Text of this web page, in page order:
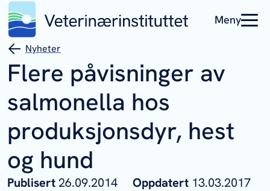
Meny
Nyheter
Flere påvisninger av
salmonella hos
produksjonsdyr, hest
og hund
Publisert 26.09.2014 Oppdatert 13.03.2017